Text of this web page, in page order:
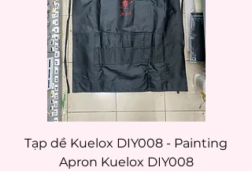
Tạp dề Kuelox DIY008 - Painting
Apron Kuelox DIY008